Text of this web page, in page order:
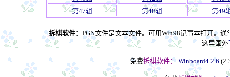
第47辑
第48辑 第49
拆棋软件：PGN文件是文本文件。可用Win98记事本打开。
这里国外
免费拆棋软件： Winboard4.2.6